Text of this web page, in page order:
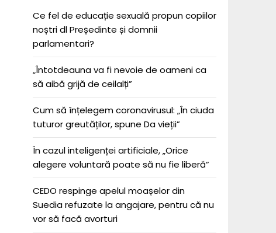
Ce fel de educație sexuală propun copiilor
noștri dl Președinte și domnii
parlamentari?
„Întotdeauna va fi nevoie de oameni ca
să aibă grijă de ceilalți”
Cum să înțelegem coronavirusul: „În ciuda
tuturor greutăților, spune Da vieții”
În cazul inteligenței artificiale, „Orice
alegere voluntară poate să nu fie liberă”
CEDO respinge apelul moașelor din
Suedia refuzate la angajare, pentru că nu
vor să facă avorturi